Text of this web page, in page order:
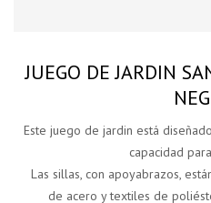
JUEGO DE JARDIN
Este juego de jardin está
capacidad
Las sillas, con apoyabrazos,
de acero y textiles de